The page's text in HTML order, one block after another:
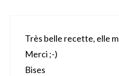
Très belle recette, elle
Merci ;-)
Bises